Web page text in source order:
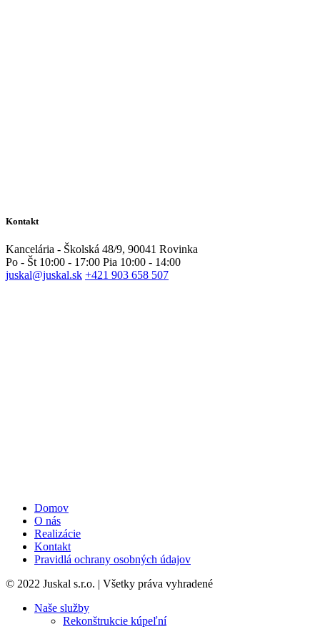
Kontakt
Kancelária - Školská 48/9, 90041 Rovinka
Po - Št 10:00 - 17:00 Pia 10:00 - 14:00
juskal@juskal.sk +421 903 658 507
Domov
O nás
Realizácie
Kontakt
Pravidlá ochrany osobných údajov
© 2022 Juskal s.r.o. | Všetky práva vyhradené
Naše služby
Rekonštrukcie kúpeľní